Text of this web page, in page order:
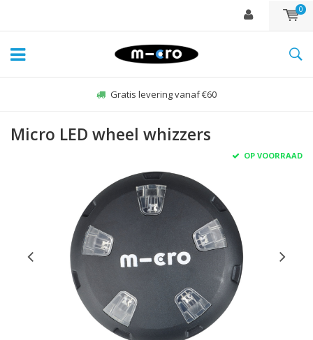
0
Gratis levering vanaf €60
Micro LED wheel whizzers
OP VOORRAAD